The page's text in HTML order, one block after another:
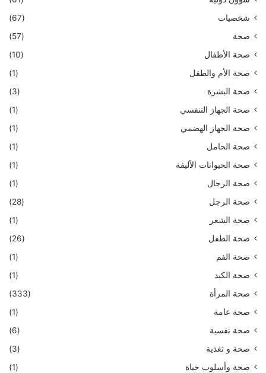
شخصيات
(67)
صحة
(57)
صحة الأطفال
(10)
صحة الأم والطفل
(1)
صحة البشرة
(3)
صحة الجهاز التنفسي
(1)
صحة الجهاز الهضمي
(1)
صحة الحامل
(1)
صحة الحيوانات الأليفة
(1)
صحة الرجال
(1)
صحة الرجل
(28)
صحة الشعر
(1)
صحة الطفل
(26)
صحة الفم
(1)
صحة الكبد
(1)
صحة المرأة
(333)
صحة عامة
(1)
صحة نفسية
(6)
صحة و تغذية
(3)
صحة وأسلوب حياة
(1)